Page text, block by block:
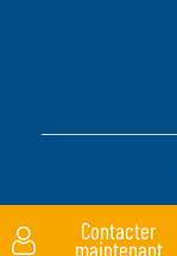
Contacter
maintenant